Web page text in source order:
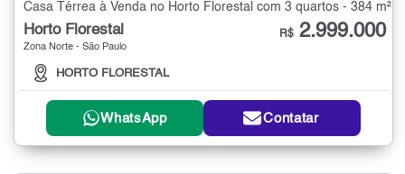
Casa Térrea à Venda no Horto Florestal com 3 quartos - 384 m²
Horto Florestal
Zona Norte - São Paulo
HORTO FLORESTAL
R$ 2.999.000
WhatsApp Contatar